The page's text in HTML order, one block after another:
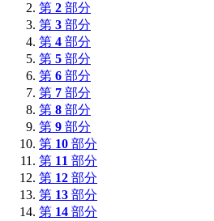
第 2 部分
第 3 部分
第 4 部分
第 5 部分
第 6 部分
第 7 部分
第 8 部分
第 9 部分
第 10 部分
第 11 部分
第 12 部分
第 13 部分
第 14 部分